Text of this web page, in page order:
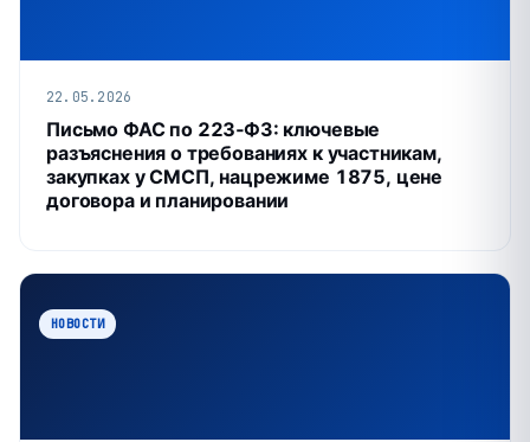
22.05.2026
Письмо ФАС по 223‑ФЗ: ключевые
разъяснения о требованиях к участникам,
закупках у СМСП, нацрежиме 1875, цене
договора и планировании
НОВОСТИ